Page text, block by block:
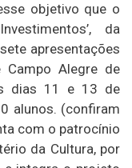
objetivo que o
da
apresentações
Alegre de
dias 11 e 13 de
alunos. (confiram
com o patrocínio
da Cultura, por